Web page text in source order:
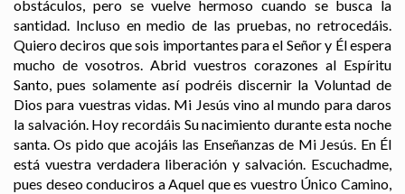
obstáculos, pero se vuelve hermoso cuando se busca la
santidad. Incluso en medio de las pruebas, no retrocedáis.
Quiero deciros que sois importantes para el Señor y Él espera
mucho de vosotros. Abrid vuestros corazones al Espíritu
Santo, pues solamente así podréis discernir la Voluntad de
Dios para vuestras vidas. Mi Jesús vino al mundo para daros
la salvación. Hoy recordáis Su nacimiento durante esta noche
santa. Os pido que acojáis las Enseñanzas de Mi Jesús. En Él
está vuestra verdadera liberación y salvación. Escuchadme,
pues deseo conduciros a Aquel que es vuestro Único Camino,